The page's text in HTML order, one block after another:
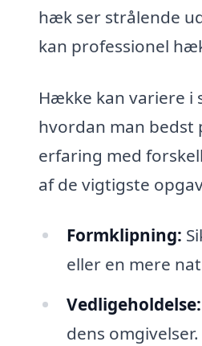
hæk ser strålende
kan professionel
Hække kan variere
hvordan man bedst
erfaring med
af de vigtigste
Formklipning:
eller en mere
Vedligeholdelse:
dens omgivelser.